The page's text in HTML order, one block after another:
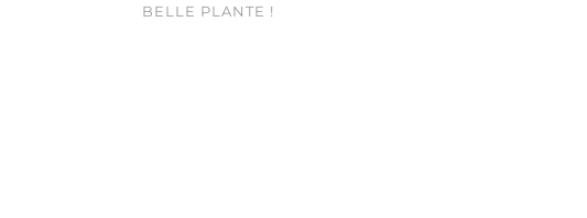
BELLE PLANTE !